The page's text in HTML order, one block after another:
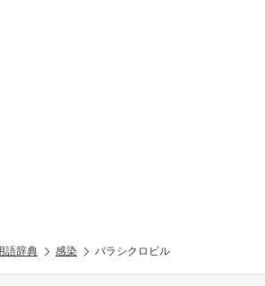
語辞典 感染 バラシクロビル